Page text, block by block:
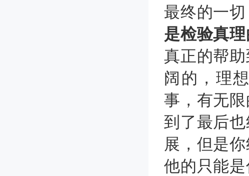
最终的一
是检验真
真正的帮
阔的，理
事，有无
到了最后
展，但是
他的只能